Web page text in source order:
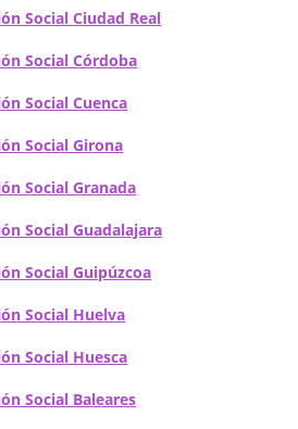
Social Ciudad Real
Social Córdoba
Social Cuenca
Social Girona
Social Granada
Social Guadalajara
Social Guipúzcoa
Social Huelva
Social Huesca
Social Baleares